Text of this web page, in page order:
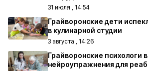
31 июля , 14:54
Грайворонские дети
в кулинарной студии
3 августа , 14:26
Грайворонские психологи
нейроупражнения для